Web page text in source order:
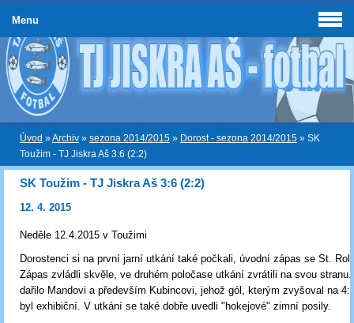
Úvod »Archiv » sezona 2014/2015 » Dorost - sezona 2014/2015 » SK
Toužim - TJ Jiskra Aš 3:6 (2:2)
SK Toužim - TJ Jiskra Aš 3:6 (2:2)
12. 4. 2015
Neděle 12.4.2015 v Toužimi
Dorostenci si na první jarní utkání také počkali, úvodní zápas se St.
Zápas zvládli skvěle, ve druhém poločase utkání zvrátili na svou
dařilo Mandovi a především Kubincovi, jehož gól, kterým zvyšoval na
byl exhibiční. V utkání se také dobře uvedli "hokejové" zimní posily.
Menu